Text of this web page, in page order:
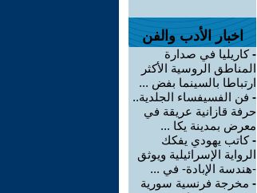
اخبار الأدب والفن
-كاريليا في صدارة
المناطق الروسية الأكثر
ارتباطا بالسينما بفض ...
- فن الفسيفساء الجلدية..
حرفة قازانية عريقة في
معرض بمدينة يكا ...
-كاتب يهودي يفكك
الرواية الإسرائيلية ويوثق
-هندسة الإبادة- في ...
- مخرجة فرنسية سورية